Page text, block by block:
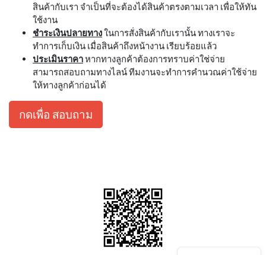
สินค้ากับเรา จำเป็นที่จะต้องได้สินค้าตรงตามเวลา เพื่อให้ทัน
ใช้งาน
ชำระเงินปลายทางในการสั่งสินค้ากับเรานั้น ทางเราจะ
ทำการเก็บเงิน เมื่อสินค้าถึงหน้างาน เรียบร้อยแล้ว
ประเมินราคาหากทางลูกค้าต้องการทราบค่าใช่จ่าย
สามารถสอบถามทางไลน์ ทีมงานจะทำการคำนวณค่าใช้จ่าย
ให้ทางลูกค้าก่อนได้
กดเพื่อ สอบถาม